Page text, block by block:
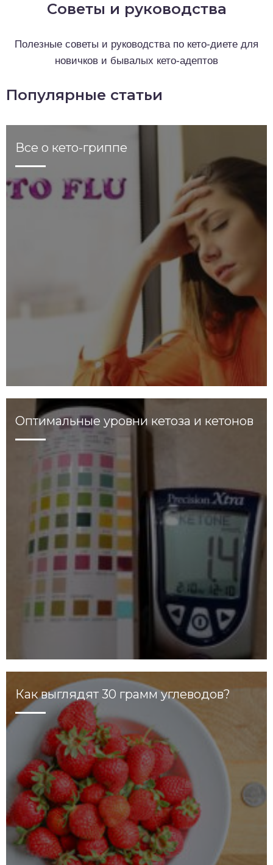
Советы и руководства
Полезные советы и руководства по кето-диете для
новичков и бывалых кето-адептов
Популярные статьи
Все о кето-гриппе
Оптимальные уровни кетоза и кетонов
Как выглядят 30 грамм углеводов?
выпечка
десерты